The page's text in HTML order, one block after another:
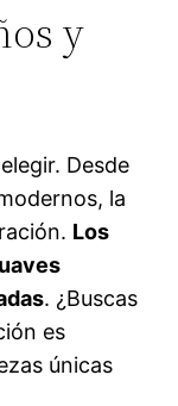
y
Desde
la
Los
. ¿Buscas
es
únicas